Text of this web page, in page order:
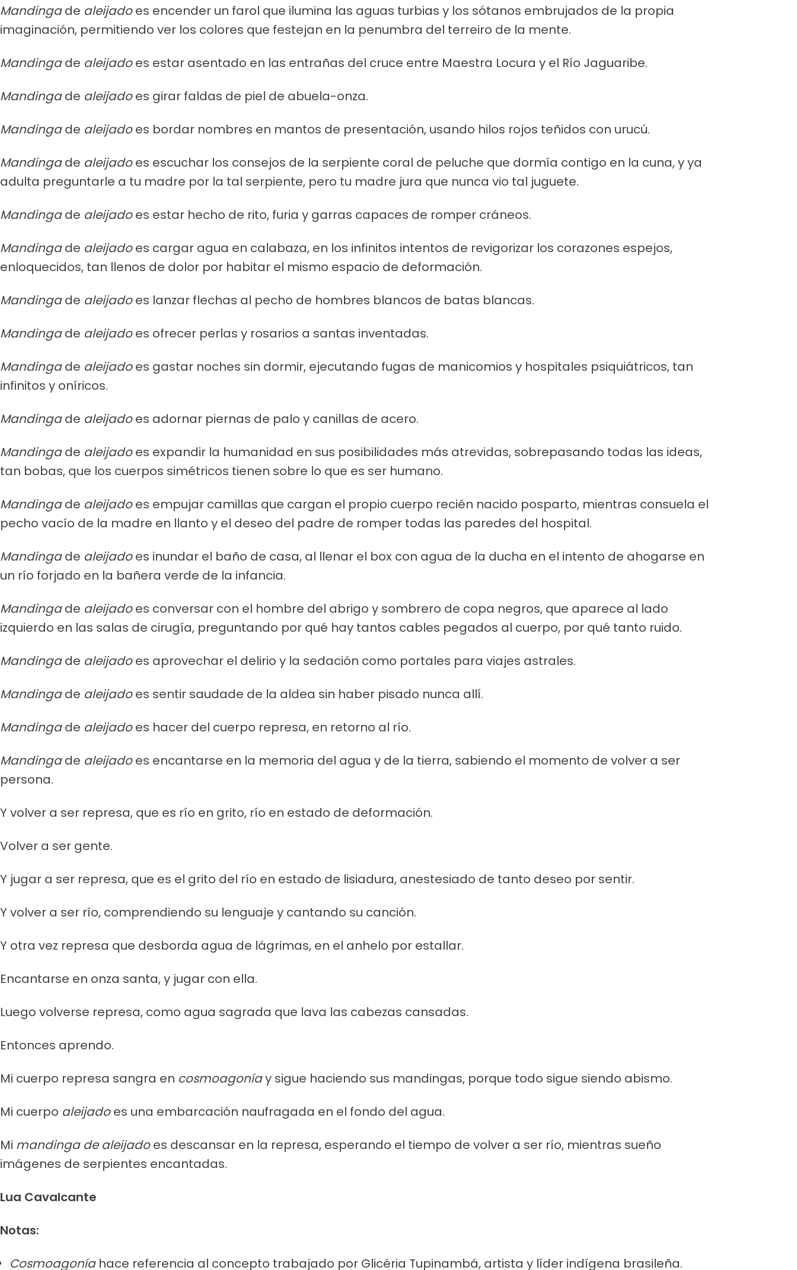
Mandingade aleijadoes encender un farol que ilumina las aguas turbias y los sótanos embrujados de la propia
imaginación, permitiendo ver los colores que festejan en la penumbra del terreiro de la mente.
Mandingade aleijadoes estar asentado en las entrañas del cruce entre Maestra Locura y el Río Jaguaribe.
Mandingade aleijadoes girar faldas de piel de abuela-onza.
Mandingade aleijadoes bordar nombres en mantos de presentación, usando hilos rojos teñidos con urucú.
Mandingade aleijadoes escuchar los consejos de la serpiente coral de peluche que dormía contigo en la cuna, y ya
adulta preguntarle a tu madre por la tal serpiente, pero tu madre jura que nunca vio tal juguete.
Mandingade aleijadoes estar hecho de rito, furia y garras capaces de romper cráneos.
Mandingade aleijadoes cargar agua en calabaza, en los infinitos intentos de revigorizar los corazones espejos,
enloquecidos, tan llenos de dolor por habitar el mismo espacio de deformación.
Mandingade aleijadoes lanzar flechas al pecho de hombres blancos de batas blancas.
Mandingade aleijadoes ofrecer perlas y rosarios a santas inventadas.
Mandingade aleijadoes gastar noches sin dormir, ejecutando fugas de manicomios y hospitales psiquiátricos, tan
infinitos y oníricos.
Mandingade aleijadoes adornar piernas de palo y canillas de acero.
Mandingade aleijadoes expandir la humanidad en sus posibilidades más atrevidas, sobrepasando todas las ideas,
tan bobas, que los cuerpos simétricos tienen sobre lo que es ser humano.
Mandingade aleijadoes empujar camillas que cargan el propio cuerpo recién nacido posparto, mientras consuela el
pecho vacío de la madre en llanto y el deseo del padre de romper todas las paredes del hospital.
Mandingade aleijadoes inundar el baño de casa, al llenar el box con agua de la ducha en el intento de ahogarse en
un río forjado en la bañera verde de la infancia.
Mandingade aleijadoes conversar con el hombre del abrigo y sombrero de copa negros, que aparece al lado
izquierdo en las salas de cirugía, preguntando por qué hay tantos cables pegados al cuerpo, por qué tanto ruido.
Mandingade aleijadoes aprovechar el delirio y la sedación como portales para viajes astrales.
Mandingade aleijadoes sentir saudade de la aldea sin haber pisado nunca allí.
Mandingade aleijadoes hacer del cuerpo represa, en retorno al río.
Mandingade aleijadoes encantarse en la memoria del agua y de la tierra, sabiendo el momento de volver a ser
persona.
Y volver a ser represa, que es río en grito, río en estado de deformación.
Volver a ser gente.
Y jugar a ser represa, que es el grito del río en estado de lisiadura, anestesiado de tanto deseo por sentir.
Y volver a ser río, comprendiendo su lenguaje y cantando su canción.
Y otra vez represa que desborda agua de lágrimas, en el anhelo por estallar.
Encantarse en onza santa, y jugar con ella.
Luego volverse represa, como agua sagrada que lava las cabezas cansadas.
Entonces aprendo.
Mi cuerpo represa sangra en cosmoagoníay sigue haciendo sus mandingas, porque todo sigue siendo abismo.
Mi cuerpo aleijadoes una embarcación naufragada en el fondo del agua.
Mi mandinga de aleijadoes descansar en la represa, esperando el tiempo de volver a ser río, mientras sueño
imágenes de serpientes encantadas.
Lua Cavalcante
Notas:
Cosmoagoníahace referencia al concepto trabajado por Glicéria Tupinambá, artista y líder indígena brasileña.